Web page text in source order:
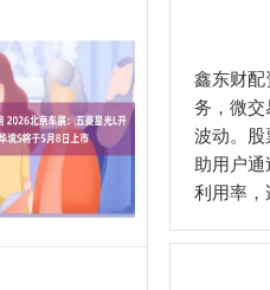
鑫东财
务，微
波动。
助用户
利用率，